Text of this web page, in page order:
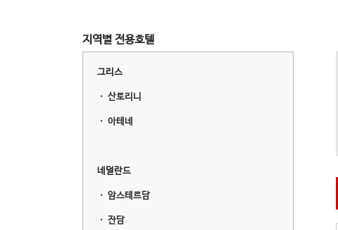
지역별 전용호텔
그리스
ㆍ 산토리니
ㆍ 아테네
네덜란드
ㆍ 암스테르담
ㆍ 잔담